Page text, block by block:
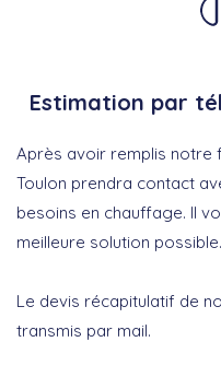
Estimation par
Après avoir remplis notre
Toulon prendra contact
besoins en chauffage. Il
meilleure solution possible.
Le devis récapitulatif de
transmis par mail.